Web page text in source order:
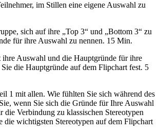
im Stillen eine eigene Auswahl zu
sich auf ihre „Top 3“ und „Bottom 3“ zu
für ihre Auswahl zu nennen. 15 Min.
ihre Auswahl und die Hauptgründe für ihre
die Hauptgründe auf dem Flipchart fest. 5
1 mit allen. Wie fühlten Sie sich während des
wenn Sie sich die Gründe für Ihre Auswahl
die Verbindung zu klassischen Stereotypen
die wichtigsten Stereotypen auf dem Flipchart